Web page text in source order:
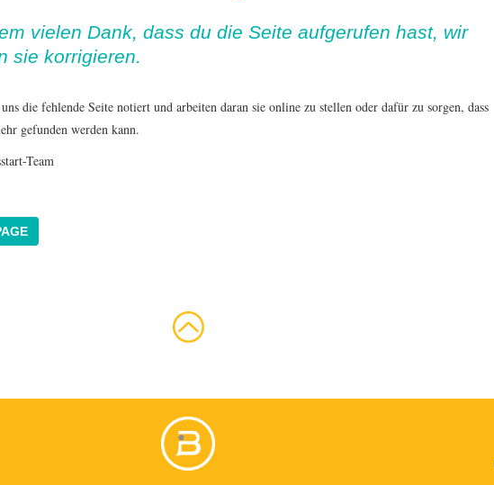
vielen Dank, dass du die Seite aufgerufen hast, wir
sie korrigieren.
die fehlende Seite notiert und arbeiten daran sie online zu stellen oder dafür zu sorgen, dass
gefunden werden kann.
Team